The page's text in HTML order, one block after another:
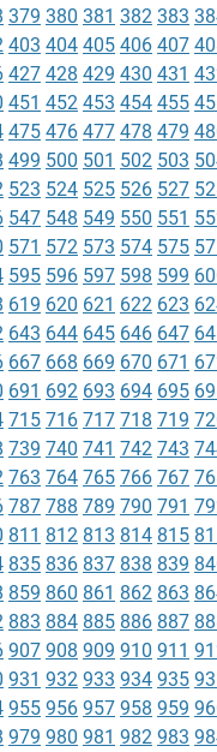
379 380 381 382 383
403 404 405 406 407
427 428 429 430 431
451 452 453 454 455
475 476 477 478 479
499 500 501 502 503
523 524 525 526 527
547 548 549 550 551
571 572 573 574 575
595 596 597 598 599
619 620 621 622 623
643 644 645 646 647
667 668 669 670 671
691 692 693 694 695
715 716 717 718 719
739 740 741 742 743
763 764 765 766 767
787 788 789 790 791
811 812 813 814 815
835 836 837 838 839
859 860 861 862 863
883 884 885 886 887
907 908 909 910 911
931 932 933 934 935
955 956 957 958 959
979 980 981 982 983